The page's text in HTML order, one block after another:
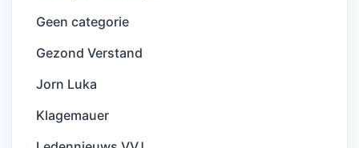
Geen categorie
Gezond Verstand
Jorn Luka
Klagemauer